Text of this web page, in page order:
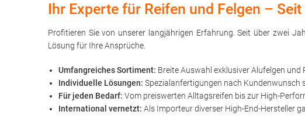
Ihr Experte für Reifen und Felgen –
Profitieren Sie von unserer langjährigen Erfahrung. Seit über zwei
Lösung für Ihre Ansprüche.
Umfangreiches Sortiment: Breite Auswahl exklusiver Alufelgen und
Individuelle Lösungen: Spezialanfertigungen nach Kundenwunsch
Für jeden Bedarf: Vom preiswerten Alltagsreifen bis zur High-
International vernetzt: Als Importeur diverser High-End-Hersteller